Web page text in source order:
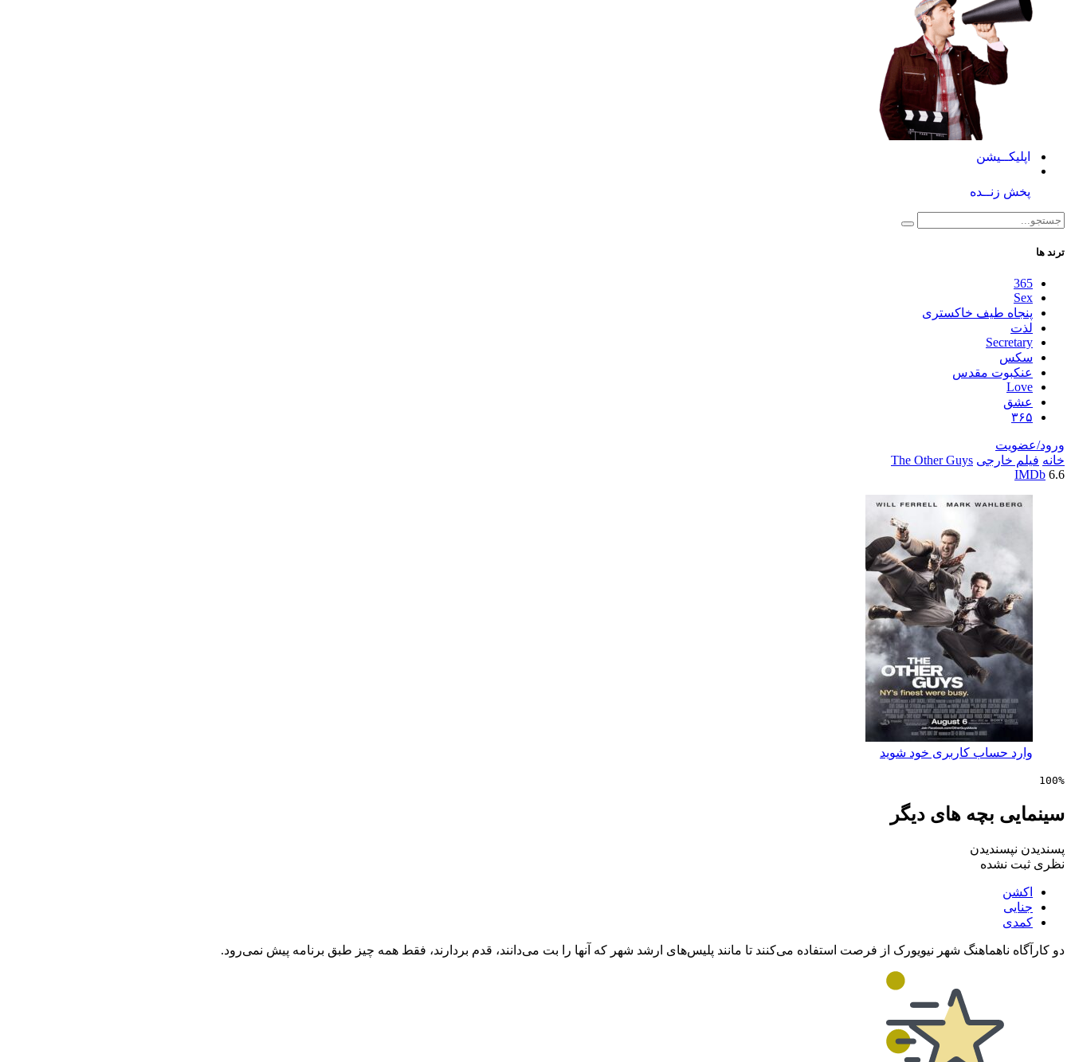
اپلیکــیشن
پخش زنــده
ترند ها
365
Sex
پنجاه طیف خاکستری
لذت
Secretary
سکس
عنکبوت مقدس
Love
عشق
۳۶۵
ورود/عضویت
خانه فیلم خارجی The Other Guys
IMDb 6.6
وارد حساب کاربری خود شوید
100%
سینمایی بچه های دیگر
پسندیدن نپسندیدن
نظری ثبت نشده
اکشن
جنایی
کمدی
دو کارآگاه ناهماهنگ شهر نیویورک از فرصت استفاده می‌کنند تا مانند پلیس‌های ارشد شهر که آنها را بت می‌دانند، قدم بردارند، فقط همه چیز طبق برنامه پیش نمی‌رود.